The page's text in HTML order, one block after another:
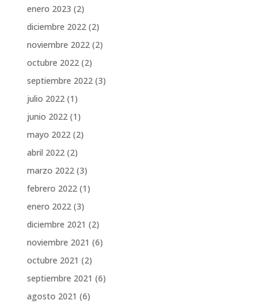
enero 2023 (2)
diciembre 2022(2)
noviembre 2022(2)
octubre 2022(2)
septiembre 2022(3)
julio 2022(1)
junio 2022(1)
mayo 2022(2)
abril 2022(2)
marzo 2022(3)
febrero 2022(1)
enero 2022(3)
diciembre 2021 (2)
noviembre 2021 (6)
octubre 2021 (2)
septiembre 2021 (6)
agosto 2021 (6)